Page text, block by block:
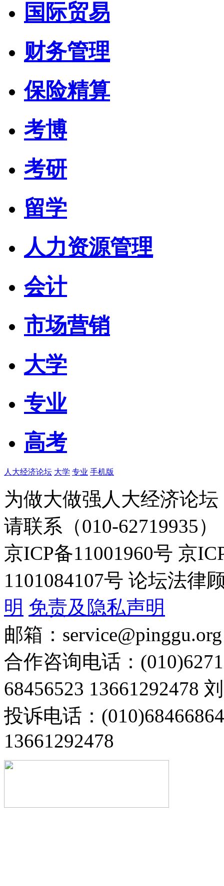
国际贸易
财务管理
保险精算
考博
考研
留学
人力资源管理
会计
市场营销
大学
专业
高考
人大经济论坛 大学 专业 手机版
为做大做强人大经济论
请联系（010-62719935）
京ICP备11001960号 京
1101084107号 论坛法律
明 免责及隐私声明
邮箱：service@pinggu.org
合作咨询电话：
68456523 13661292478
投诉电话：
13661292478